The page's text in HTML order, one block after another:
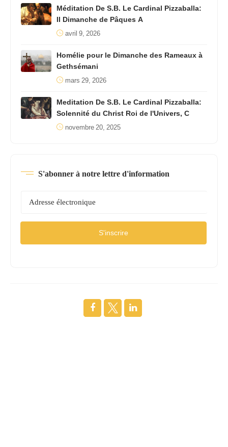
Méditation De S.B. Le Cardinal Pizzaballa:
II Dimanche de Pâques A
avril 9, 2026
Homélie pour le Dimanche des Rameaux à
Gethsémani
mars 29, 2026
Meditation De S.B. Le Cardinal Pizzaballa:
Solennité du Christ Roi de l'Univers, C
novembre 20, 2025
S'abonner à notre lettre d'information
S'inscrire